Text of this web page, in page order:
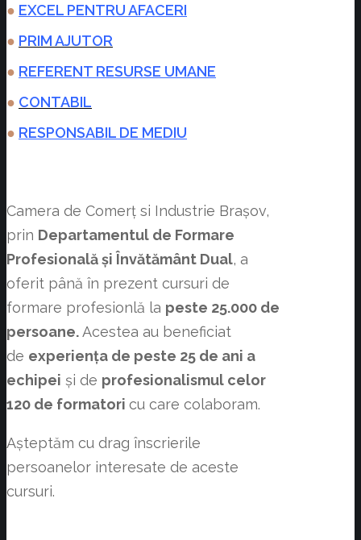
● EXCEL PENTRU AFACERI
● PRIM AJUTOR
● REFERENT RESURSE UMANE
● CONTABIL
● RESPONSABIL DE MEDIU
Camera de Comerț si Industrie Brașov,
prin Departamentul de Formare
Profesională și Învătământ Dual, a
oferit până în prezent cursuri de
formare profesionlă la peste 25.000 de
persoane.Acestea au beneficiat
de experiența de peste 25 de ani a
echipei și de profesionalismul celor
120 de formatori cu care colaboram.
Așteptăm cu drag înscrierile
persoanelor interesate de aceste
cursuri.